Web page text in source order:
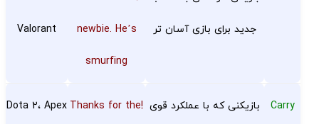
جدید برای بازی آسان تر newbie. He’s
smurfing
Valorant
Carry بازیکنی که با عملکرد قوی !Thanks for the Dota 2، Apex